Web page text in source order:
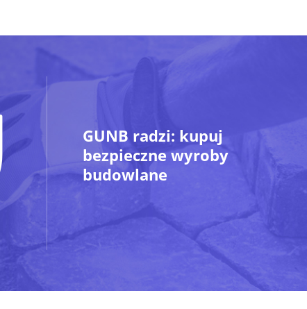
GUNB radzi: kupuj
bezpieczne wyroby
budowlane